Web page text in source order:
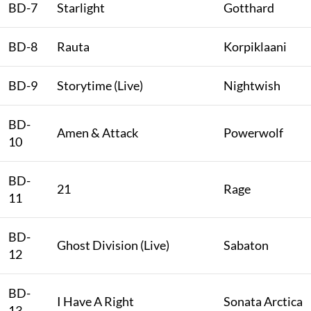
BD-7 Starlight Gotthard
BD-8 Rauta Korpiklaani
BD-9 Storytime (Live) Nightwish
BD-
10
Amen & Attack Powerwolf
BD-
11
21 Rage
BD-
12
Ghost Division (Live) Sabaton
BD-
I Have A Right Sonata Arctica